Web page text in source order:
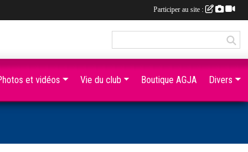
et vidéos Vie du club Boutique AGJA Divers
Participer au site :